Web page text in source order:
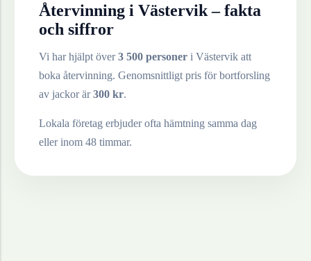
Återvinning i Västervik– fakta
och siffror
Vi har hjälpt över3 500 personer i Västervik att
boka återvinning. Genomsnittligt pris för bortforsling
av jackorär300 kr.
Lokala företag erbjuder ofta hämtning samma dag
eller inom 48 timmar.